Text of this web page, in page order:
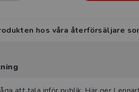
hos våra återförsäljare